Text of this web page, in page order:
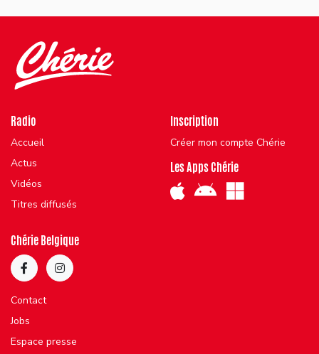
Radio
Accueil
Actus
Vidéos
Titres diffusés
Inscription
Créer mon compte Chérie
Les Apps Chérie
Chérie Belgique
Contact
Jobs
Espace presse